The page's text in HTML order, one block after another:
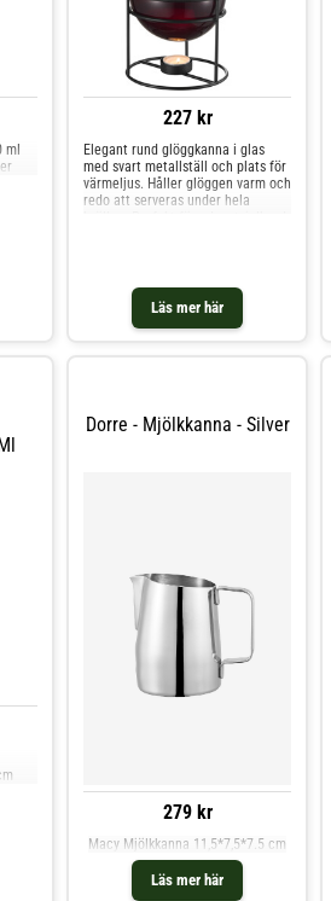
ml
227 kr
Läs mer här
Elegant rund glöggkanna i glas
med svart metallställ och plats för
värmeljus. Håller glöggen varm och
redo att serveras under hela
DiskmaskinssäkerMaterial: Glas
Dorre - Mjölkkanna - Silver
279 kr
Läs mer här
Macy Mjölkkanna 11,5*7,5*7.5 cm